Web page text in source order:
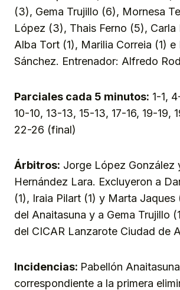
(3), Gema Trujillo (6), Mornesa
López (3), Thais Ferno (5), Carla
Alba Tort (1), Marilia Correia (1) e
Sánchez. Entrenador: Alfredo
Parciales cada 5 minutos: 1-1,
10-10, 13-13, 15-13, 17-16, 19-19,
22-26 (final)
Árbitros: Jorge López González
Hernández Lara. Excluyeron a
(1), Iraia Pilart (1) y Marta Jaques
del Anaitasuna y a Gema Trujillo
del CICAR Lanzarote Ciudad de
Incidencias: Pabellón
correspondiente a la primera